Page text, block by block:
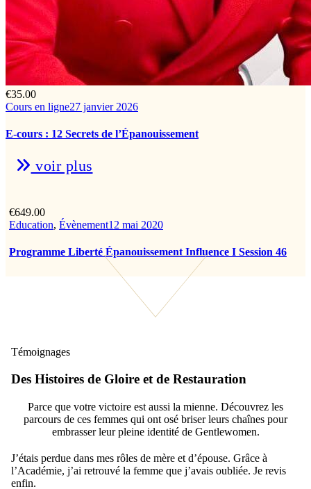
€35.00
Cours en ligne27 janvier 2026
E-cours : 12 Secrets de l’Épanouissement
voir plus
€649.00
Education, Évènement12 mai 2020
Programme Liberté Épanouissement Influence I Session 46
Témoignages
Des Histoires de Gloire et de Restauration
Parce que votre victoire est aussi la mienne. Découvrez les
parcours de ces femmes qui ont osé briser leurs chaînes pour
embrasser leur pleine identité de Gentlewomen.
J’étais perdue dans mes rôles de mère et d’épouse. Grâce à
l’Académie, j’ai retrouvé la femme que j’avais oubliée. Je revis
enfin.